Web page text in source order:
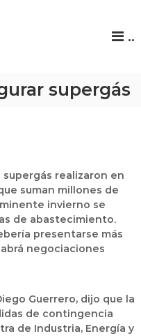
..
supergás
realizaron en
suman millones de
invierno se
de abastecimiento.
presentarse más
negociaciones
Guerrero, dijo que la
de contingencia
de Industria, Energía y